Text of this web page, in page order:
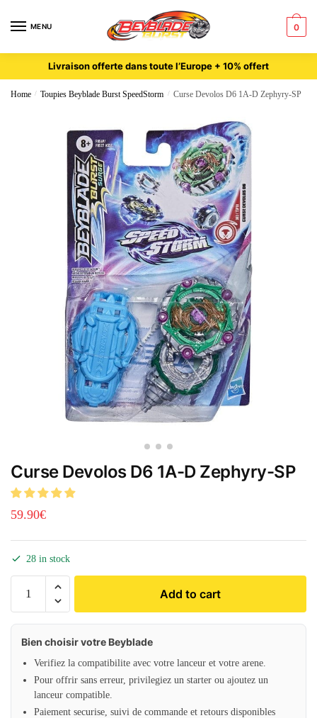
MENU 0
Livraison offerte dans toute l’Europe + 10% offert
Home / Toupies Beyblade Burst SpeedStorm / Curse Devolos D6 1A-D Zephyry-SP
Curse Devolos D6 1A-D Zephyry-SP
59.90€
28 in stock
Add to cart
Bien choisir votre Beyblade
Verifiez la compatibilite avec votre lanceur et votre arene.
Pour offrir sans erreur, privilegiez un starter ou ajoutez un
lanceur compatible.
Paiement securise, suivi de commande et retours disponibles